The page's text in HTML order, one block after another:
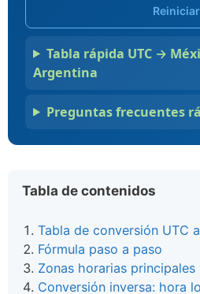
Reiniciar
Tabla rápida UTC →
Argentina
Preguntas frecuentes
Tabla de contenidos
Tabla de conversión UTC
Fórmula paso a paso
Zonas horarias
Conversión inversa: hora